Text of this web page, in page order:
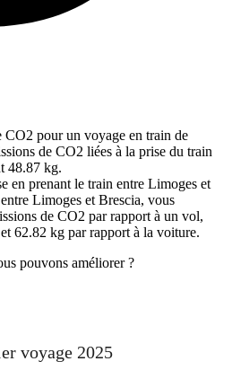
CO2 pour un voyage en train de
de CO2 liées à la prise du train
48.87 kg.
en prenant le train entre Limoges et
Limoges et Brescia, vous
de CO2 par rapport à un vol,
62.82 kg par rapport à la voiture.
pouvons améliorer ?
voyage 2025